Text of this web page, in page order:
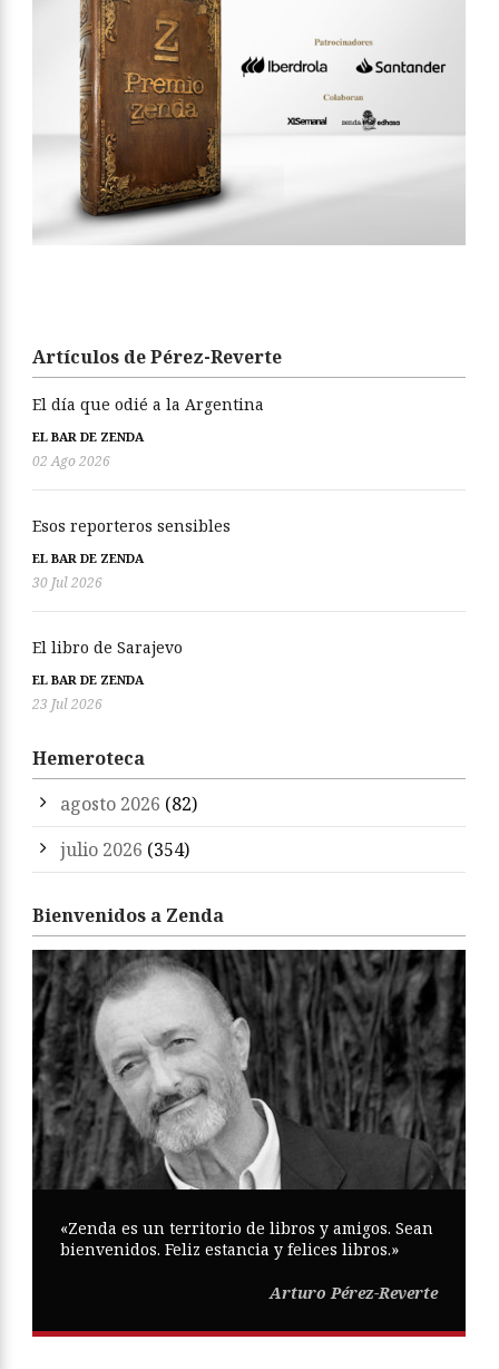
Artículos de Pérez-Reverte
El día que odié a la Argentina
EL BAR DE ZENDA
02 Ago 2026
Esos reporteros sensibles
EL BAR DE ZENDA
30 Jul 2026
El libro de Sarajevo
EL BAR DE ZENDA
23 Jul 2026
Hemeroteca
agosto 2026 (82)
julio 2026 (354)
Bienvenidos a Zenda
«Zenda es un territorio de libros y amigos. Sean
bienvenidos. Feliz estancia y felices libros.»
Arturo Pérez-Reverte